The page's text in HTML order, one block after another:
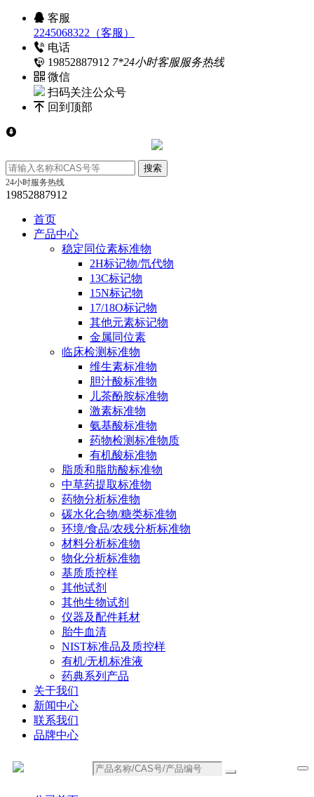
客服
2245068322（客服）
电话
19852887912 7*24小时客服服务热线
微信
扫码关注公众号
回到顶部
24小时服务热线
19852887912
首页
产品中心
稳定同位素标准物
2H标记物/氘代物
13C标记物
15N标记物
17/18O标记物
其他元素标记物
金属同位素
临床检测标准物
维生素标准物
胆汁酸标准物
儿茶酚胺标准物
激素标准物
氨基酸标准物
药物检测标准物质
有机酸标准物
脂质和脂肪酸标准物
中草药提取标准物
药物分析标准物
碳水化合物/糖类标准物
环境/食品/农残分析标准物
材料分析标准物
物化分析标准物
基质质控样
其他试剂
其他生物试剂
仪器及配件耗材
胎牛血清
NIST标准品及质控样
有机/无机标准液
药典系列产品
关于我们
新闻中心
联系我们
品牌中心